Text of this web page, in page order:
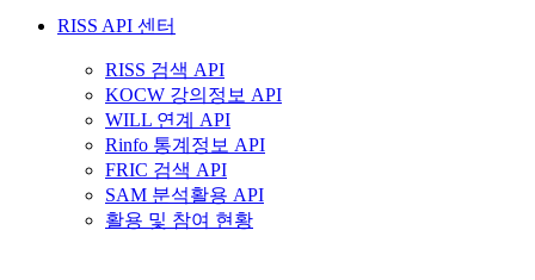
RISS API 센터
RISS 검색 API
KOCW 강의정보 API
WILL 연계 API
Rinfo 통계정보 API
FRIC 검색 API
SAM 분석활용 API
활용 및 참여 현황